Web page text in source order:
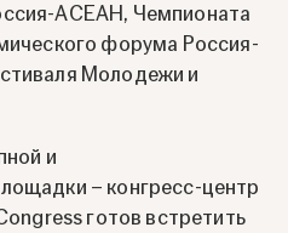
АСЕАН, Чемпионата
форума Россия-
Молодежи и
и
– конгресс-центр
готов встретить